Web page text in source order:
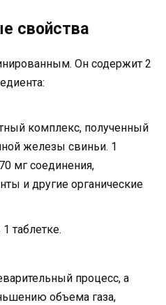
свойства
Он содержит 2
комплекс, полученный
железы свиньи. 1
мг соединения,
и другие органические
таблетке.
процесс, а
объема газа,